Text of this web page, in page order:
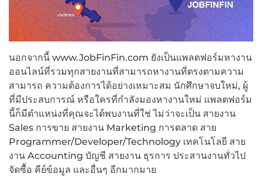
นอกจากนี้ www.JobFinFin.com ยังเป็นแพลตฟอร์มหางาน
ออนไลน์ที่รวมทุกสายงานที่สามารถหางานที่ตรงตามความ
สามารถ ความต้องการได้อย่างเหมาะสม นักศึกษาจบใหม่, ผู้
ที่มีประสบการณ์ หรือใครที่กำลังมองหางานใหม่ แพลตฟอร์ม
นี้ก็มีตำแหน่งที่คุณจะได้พบงานที่ใช่ ไม่ว่าจะเป็น สายงาน
Sales การขาย สายงาน Marketing การตลาด สาย
Programmer/Developer/Technology เทคโนโลยี สาย
งาน Accounting บัญชี สายงาน ธุรการ ประสานงานทั่วไป
จัดซื้อ คีย์ข้อมูล และอื่นๆ อีกมากมาย